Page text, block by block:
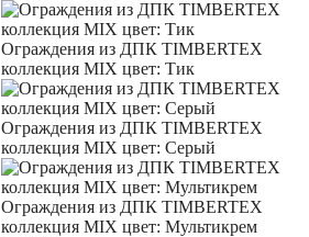
Ограждения из ДПК TIMBERTEX
коллекция MIX цвет: Тик
Ограждения из ДПК TIMBERTEX
коллекция MIX цвет: Серый
Ограждения из ДПК TIMBERTEX
коллекция MIX цвет: Мультикрем